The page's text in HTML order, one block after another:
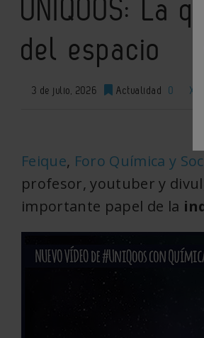
UNIQOOS: La
del espacio
3 de julio, 2026 Actualidad 0 XML
Feique, Foro Química y
profesor, youtuber y
importante papel de la